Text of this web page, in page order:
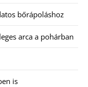
bőrápoláshoz
arca a pohárban
is